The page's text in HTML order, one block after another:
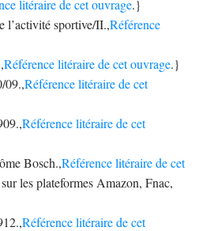
litéraire de cet ouvrage.}
l’activité sportive/II.,Référence
Référence litéraire de cet ouvrage.}
09.,Référence litéraire de cet
Référence litéraire de cet
Bosch.,Référence litéraire de cet
les plateformes Amazon, Fnac,
Référence litéraire de cet